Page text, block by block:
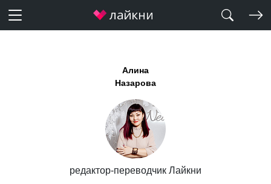
Алина
Назарова
редактор-переводчик Лайкни